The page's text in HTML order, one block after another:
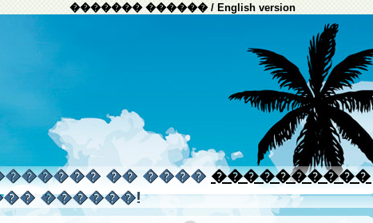
������� ������/ English version
�� ���� ����������
������!